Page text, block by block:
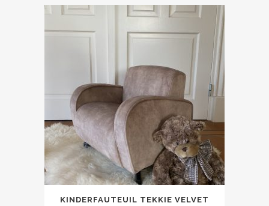
KINDERFAUTEUIL TEKKIE VELVET